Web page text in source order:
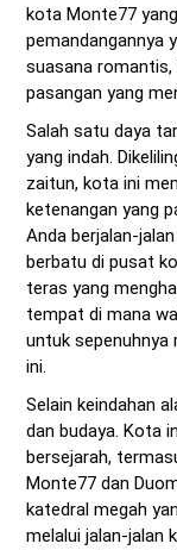
kota Monte77
pemandangannya
suasana
pasangan yang
Salah satu daya
yang indah.
zaitun, kota ini
ketenangan yang
Anda berjalan-
berbatu di pusat
teras yang
tempat di mana
untuk sepenuhnya
ini.
Selain keindahan
dan budaya. Kota
bersejarah,
Monte77 dan
katedral megah
melalui jalan-jalan